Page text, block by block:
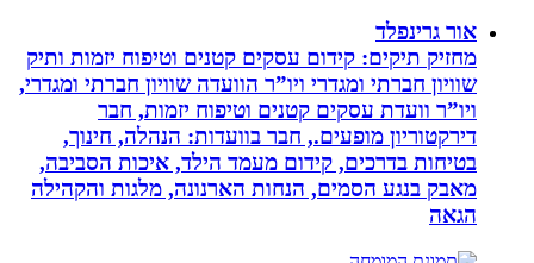
אור גרינפלד
מחזיק תיקים: קידום עסקים קטנים וטיפוח יזמות ותיק
שוויון חברתי ומגדרי ויו”ר הוועדה שוויון חברתי ומגדרי,
ויו”ר וועדת עסקים קטנים וטיפוח יזמות, חבר
דירקטוריון מופעים., חבר בוועדות: הנהלה, חינוך,
בטיחות בדרכים, קידום מעמד הילד, איכות הסביבה,
מאבק בנגע הסמים, הנחות הארנונה, מלגות והקהילה